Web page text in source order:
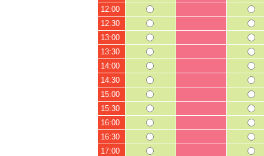
12:00
12:30
13:00
13:30
14:00
14:30
15:00
15:30
16:00
16:30
17:00